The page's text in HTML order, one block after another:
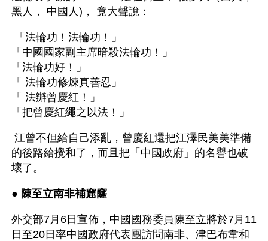
黑人， 中國人)， 竟大聲說：
「法輪功！法輪功！」
「中國國家副主席暗殺法輪功！」
「法輪功好！」
「 法輪功修煉真善忍」
「 法辦曾慶紅！」
「把曾慶紅繩之以法！」
的後路給攪和了，而且把「中國政府」的名譽也破
壞了。
● 陳至立南非補窟窿
外交部7月6日宣佈，中國國務委員陳至立將於7月11
日至20日率中國政府代表團訪問南非、津巴布韋和